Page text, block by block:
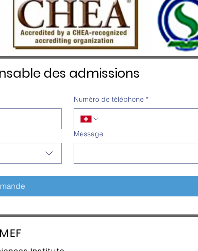
des admissions
Numéro de téléphone *
Message